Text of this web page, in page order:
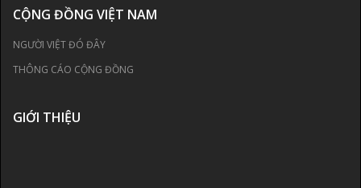
CỘNG ĐỒNG VIỆT NAM
NGƯỜI VIỆT ĐÓ ĐÂY
THÔNG CÁO CỘNG ĐỒNG
GIỚI THIỆU